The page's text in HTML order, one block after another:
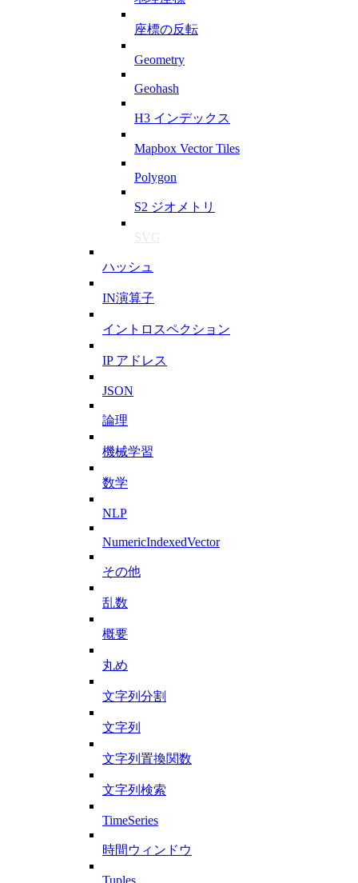
座標の反転
Geometry
Geohash
H3 インデックス
Mapbox Vector Tiles
Polygon
S2 ジオメトリ
SVG
ハッシュ
IN演算子
イントロスペクション
IP アドレス
JSON
論理
機械学習
数学
NLP
NumericIndexedVector
その他
乱数
概要
丸め
文字列分割
文字列
文字列置換関数
文字列検索
TimeSeries
時間ウィンドウ
Tuples